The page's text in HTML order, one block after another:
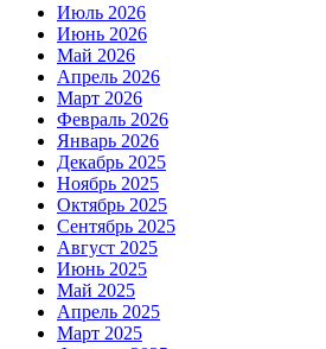
Июль 2026
Июнь 2026
Май 2026
Апрель 2026
Март 2026
Февраль 2026
Январь 2026
Декабрь 2025
Ноябрь 2025
Октябрь 2025
Сентябрь 2025
Август 2025
Июнь 2025
Май 2025
Апрель 2025
Март 2025